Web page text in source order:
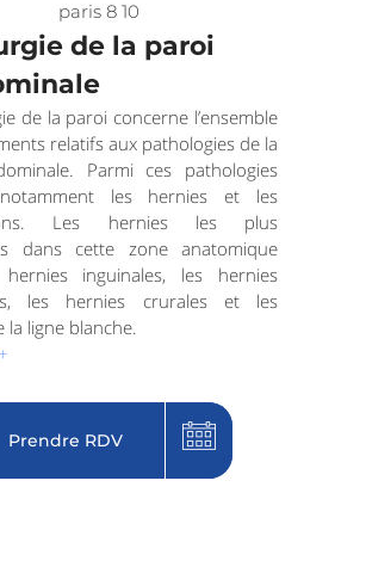
de la paroi
de la paroi concerne l’ensemble
relatifs aux pathologies de la
Parmi ces pathologies
les hernies et les
Les hernies les plus
dans cette zone anatomique
inguinales, les hernies
les hernies crurales et les
la ligne blanche.
Prendre RDV